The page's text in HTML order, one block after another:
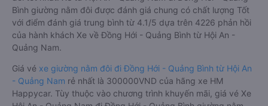
Bình giường nằm đôi được đánh giá chung có chất lượng Tốt
với điểm đánh giá trung bình từ 4.1/5 dựa trên 4226 phản hồi
của hành khách Xe về Đồng Hới - Quảng Bình từ Hội An -
Quảng Nam.
Giá vé xe giường nằm đôi đi Đồng Hới - Quảng Bình từ Hội An
- Quảng Nam rẻ nhất là 300000VND của hãng xe HM
Happycar. Tùy thuộc vào chương trình khuyến mãi, giá vé Xe